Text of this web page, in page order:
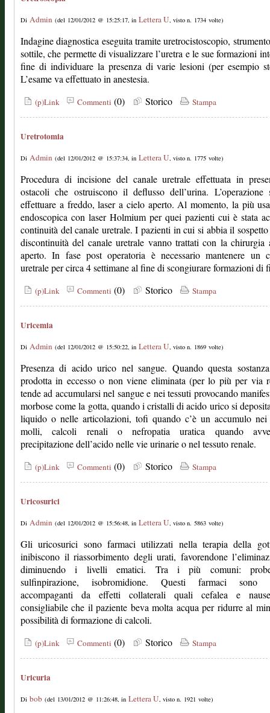
Di Admin (del 12/01/2012 @ 15:25:17, in Lettera U, visto n. 1734 volte)
Indagine diagnostica eseguita tramite uretrocistoscopio,
sottile, che permette di visualizzare l’uretra e le sue formazioni
fine di individuare la presenza di varie lesioni (per esempio
L’esame va effettuato in anestesia.
(p)Link Commenti (0) Storico Stampa
Uretrotomia
Di Admin (del 12/01/2012 @ 15:37:34, in Lettera U, visto n. 1775 volte)
Procedura di incisione del canale uretrale effettuata in
ostacoli che ostruiscono il deflusso dell’urina.
effettuare a freddo, laser a cielo aperto. Al momento, la più
endoscopica con laser Holmium per quei pazienti cui è stata
continuità del canale uretrale. I pazienti in cui si abbia il
discontinuità del canale uretrale vanno trattati con la chirurgia
aperto. In fase post operatoria è necessario mantenere un
uretrale per circa 4 settimane al fine di scongiurare formazioni di
(p)Link Commenti (0) Storico Stampa
Uricemia
Di Admin (del 12/01/2012 @ 15:50:22, in Lettera U, visto n. 1869 volte)
Presenza di acido urico nel sangue. Quando questa
prodotta in eccesso o non viene eliminata (per lo più per via
tende ad accumularsi nel sangue e nei tessuti provocando
morbose come la gotta, quando i cristalli di acido urico si
liquido o nelle articolazioni, tofi quando c’è un accumulo nei
molli, calcoli renali o nefropatia uratica quando
precipitazione dell’acido nelle vie urinarie o nel tessuto renale.
(p)Link Commenti (0) Storico Stampa
Uricosurici
Di Admin (del 12/01/2012 @ 15:56:48, in Lettera U, visto n. 5863 volte)
Gli uricosurici sono farmaci utilizzati nella terapia della
inibiscono il riassorbimento degli urati, favorendone
diminuendo i livelli ematici. Tra i più comuni:
sulfinpirazione, isobromidione. Questi farmaci sono
accompaganti da effetti collaterali quali cefalea e
consigliabile che il paziente beva molta acqua per ridurre al
possibilità di formazione di calcoli.
(p)Link Commenti (0) Storico Stampa
Uricuria
Di bob (del 13/01/2012 @ 11:26:48, in Lettera U, visto n. 1921 volte)